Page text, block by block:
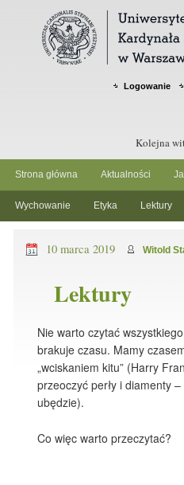
Logowanie
Kolejna
Strona główna Aktualności
Wychowanie Etyka Lektury
Lektury
10 marca 2019 Witold
Nie warto czytać
brakuje czasu. Mamy
„wciskaniem kitu” (Harry
przeoczyć perły i diamenty
ubędzie).
Co więc warto przeczytać?